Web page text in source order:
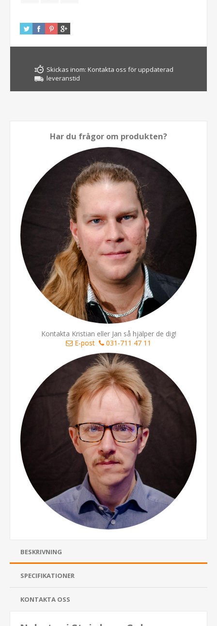
Skickas inom: Kontakta oss för uppdaterad
leveranstid
Har du frågor om produkten?
Kontakta Kristian eller Jan så hjälper de dig!
E-post
031-711 47 11
BESKRIVNING
SPECIFIKATIONER
KONTAKTA OSS